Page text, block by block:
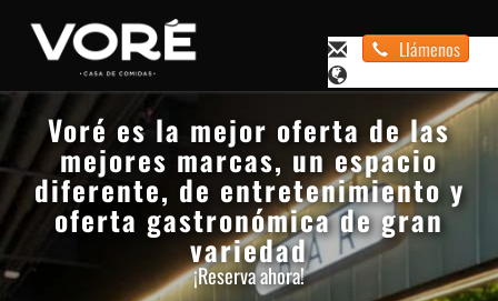
Llámenos
Voré es la mejor oferta de las
mejores marcas, un espacio
diferente, de entretenimiento y
oferta gastronómica de gran
variedad
¡Reserva ahora!